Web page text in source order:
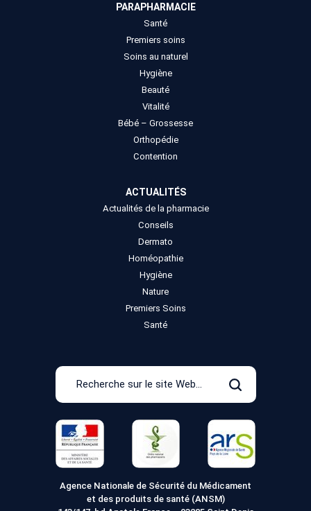
PARAPHARMACIE
Santé
Premiers soins
Soins au naturel
Hygiène
Beauté
Vitalité
Bébé – Grossesse
Orthopédie
Contention
ACTUALITÉS
Actualités de la pharmacie
Conseils
Dermato
Homéopathie
Hygiène
Nature
Premiers Soins
Santé
Recherche
le
site
Web
Rechercher
Agence Nationale de Sécurité du Médicament
et des produits de santé (ANSM)